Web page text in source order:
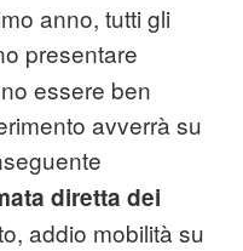
anno, tutti gli
presentare
essere ben
avverrà su
diretta dei
addio mobilità su